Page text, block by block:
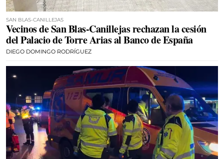
SAN BLAS-CANILLEJAS
Vecinos de San Blas-Canillejas rechazan la cesión
del Palacio de Torre Arias al Banco de España
DIEGO DOMINGO RODRÍGUEZ